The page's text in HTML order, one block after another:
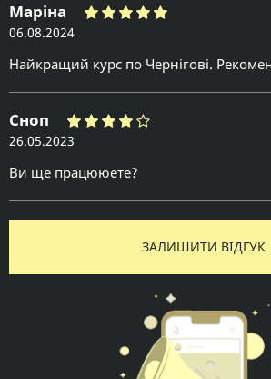
Маріна
06.08.2024
Найкращий курс по Чернігові.
Сноп
26.05.2023
Ви ще працююете?
ЗАЛИШИТИ ВІДГУК